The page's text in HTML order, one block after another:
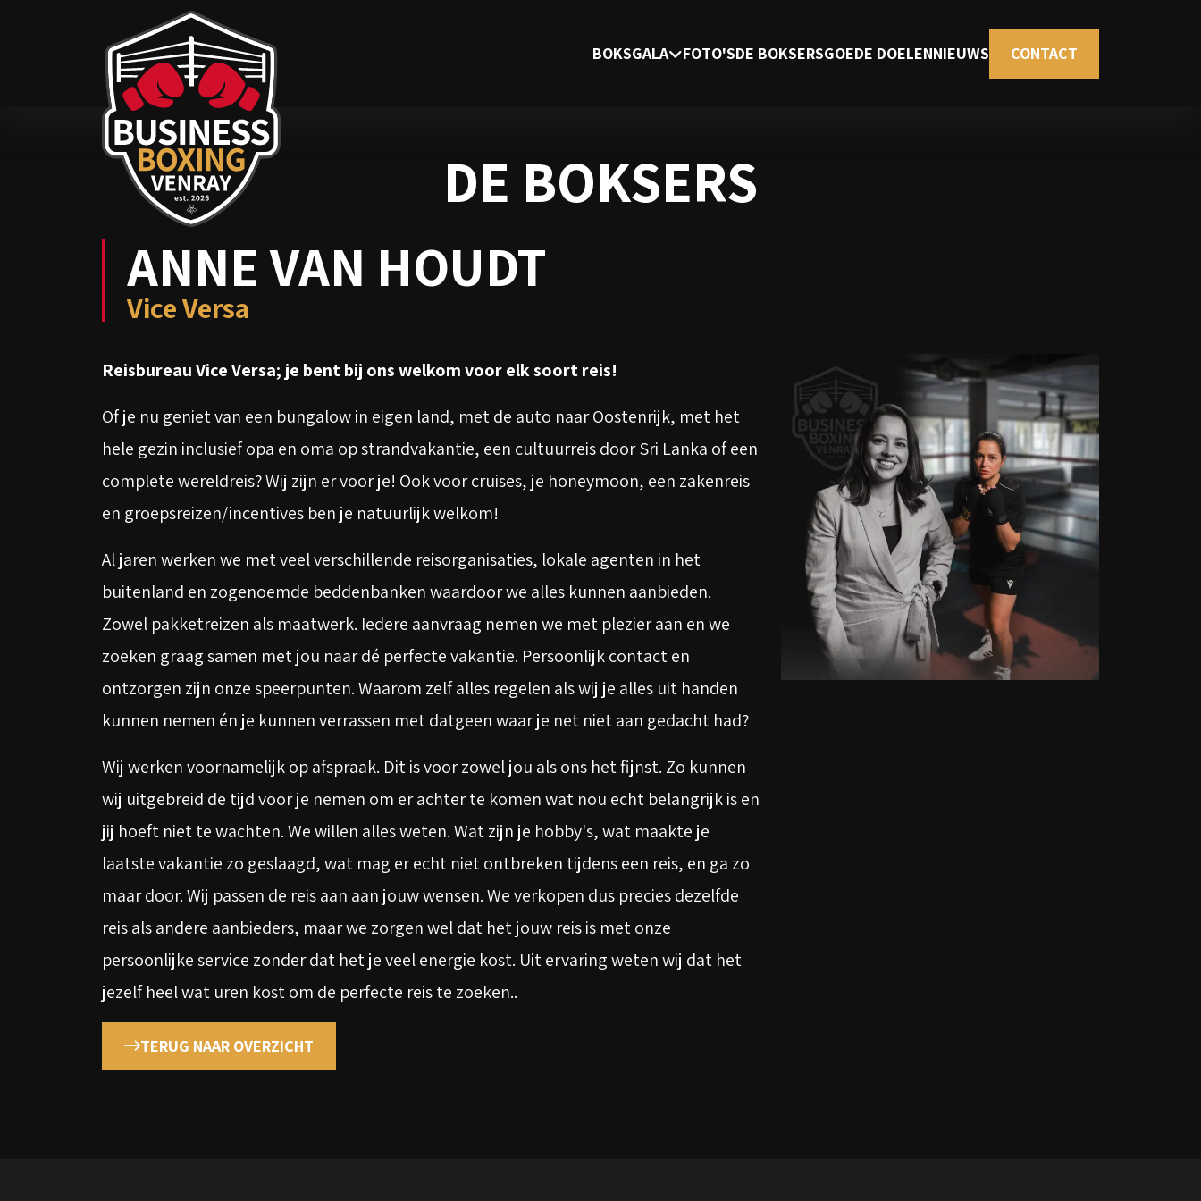
BOKSGALA FOTO'SDE BOKSERSGOEDE DOELENNIEUWS CONTACT
DE BOKSERS
ANNE VAN HOUDT
Vice Versa
Reisbureau Vice Versa; je bent bij ons welkom voor elk soort reis!
Of je nu geniet van een bungalow in eigen land, met de auto naar Oostenrijk, met het
hele gezin inclusief opa en oma op strandvakantie, een cultuurreis door Sri Lanka of een
complete wereldreis? Wij zijn er voor je! Ook voor cruises, je honeymoon, een zakenreis
en groepsreizen/incentives ben je natuurlijk welkom!
Al jaren werken we met veel verschillende reisorganisaties, lokale agenten in het
buitenland en zogenoemde beddenbanken waardoor we alles kunnen aanbieden.
Zowel pakketreizen als maatwerk. Iedere aanvraag nemen we met plezier aan en we
zoeken graag samen met jou naar dé perfecte vakantie. Persoonlijk contact en
ontzorgen zijn onze speerpunten. Waarom zelf alles regelen als wij je alles uit handen
kunnen nemen én je kunnen verrassen met datgeen waar je net niet aan gedacht had?
Wij werken voornamelijk op afspraak. Dit is voor zowel jou als ons het fijnst. Zo kunnen
wij uitgebreid de tijd voor je nemen om er achter te komen wat nou echt belangrijk is en
jij hoeft niet te wachten. We willen alles weten. Wat zijn je hobby's, wat maakte je
laatste vakantie zo geslaagd, wat mag er echt niet ontbreken tijdens een reis, en ga zo
maar door. Wij passen de reis aan aan jouw wensen. We verkopen dus precies dezelfde
reis als andere aanbieders, maar we zorgen wel dat het jouw reis is met onze
persoonlijke service zonder dat het je veel energie kost. Uit ervaring weten wij dat het
jezelf heel wat uren kost om de perfecte reis te zoeken..
TERUG NAAR OVERZICHT